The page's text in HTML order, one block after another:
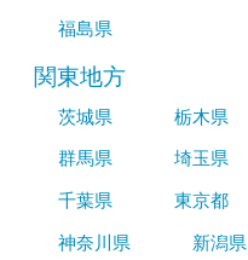
福島県
関東地方
茨城県
栃木県
群馬県
埼玉県
千葉県
東京都
神奈川県
新潟県